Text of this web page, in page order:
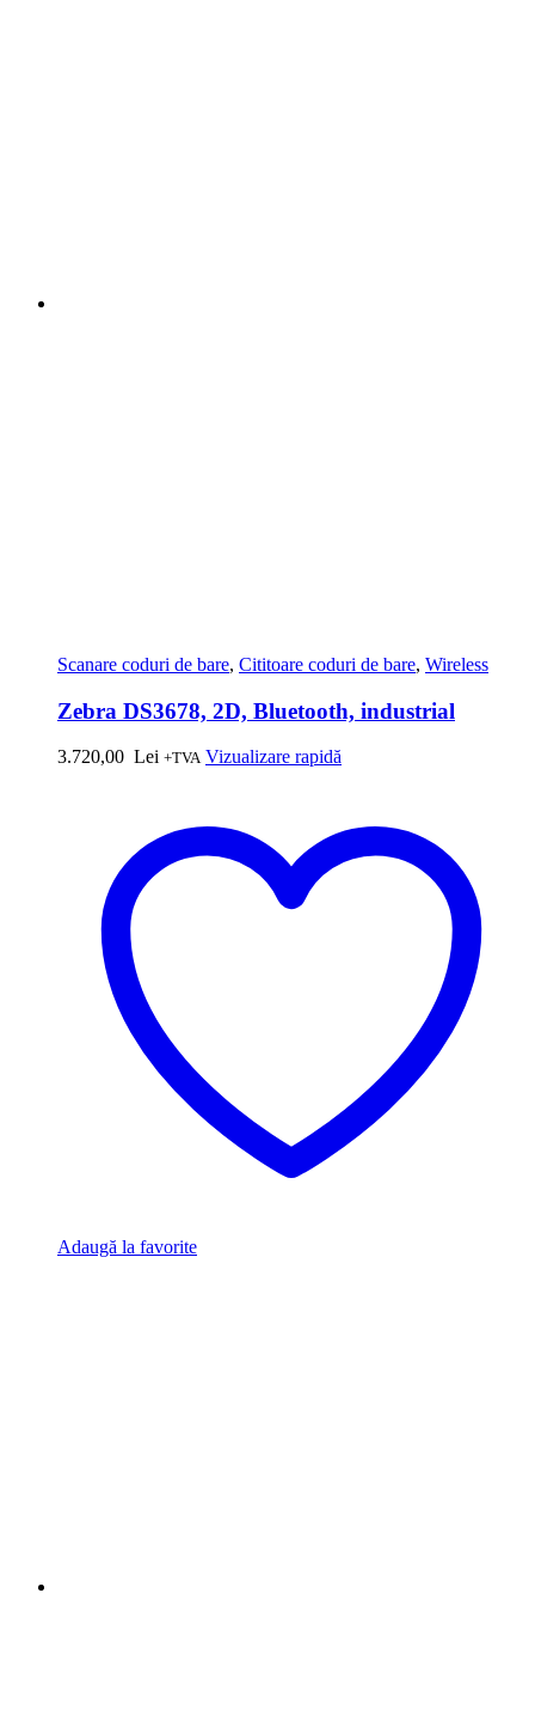
Scanare coduri de bare, Cititoare coduri de bare, Wireless
Zebra DS3678, 2D, Bluetooth, industrial
3.720,00 Lei +TVA Vizualizare rapidă
Adaugă la favorite